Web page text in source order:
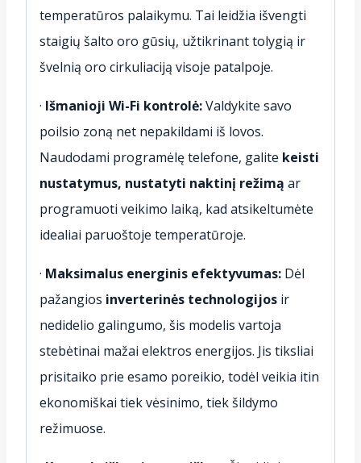
temperatūros palaikymu. Tai leidžia išvengti
staigių šalto oro gūsių, užtikrinant tolygią ir
švelnią oro cirkuliaciją visoje patalpoje.
· Išmanioji Wi-Fi kontrolė:Valdykite savo
poilsio zoną net nepakildami iš lovos.
Naudodami programėlę telefone, galite keisti
nustatymus, nustatyti naktinį režimą ar
programuoti veikimo laiką, kad atsikeltumėte
idealiai paruoštoje temperatūroje.
· Maksimalus energinis efektyvumas: Dėl
pažangios inverterinės technologijos ir
nedidelio galingumo, šis modelis vartoja
stebėtinai mažai elektros energijos. Jis tiksliai
prisitaiko prie esamo poreikio, todėl veikia itin
ekonomiškai tiek vėsinimo, tiek šildymo
režimuose.